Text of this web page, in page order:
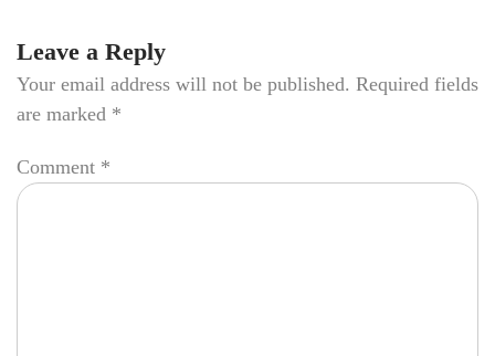
Leave a Reply
Your email address will not be published. Required fields
are marked *
Comment *